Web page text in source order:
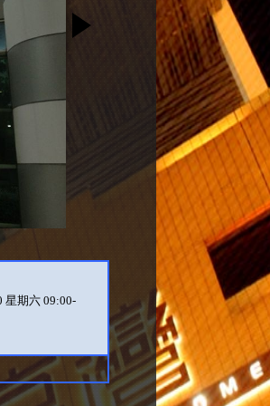
星期六 09:00-